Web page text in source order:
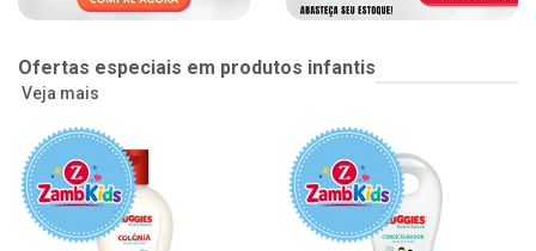
Ofertas especiais em produtos infantis
Veja mais